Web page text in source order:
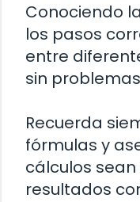
Conociendo
los pasos
entre
sin
Recuerda
fórmulas y
cálculos
resultados